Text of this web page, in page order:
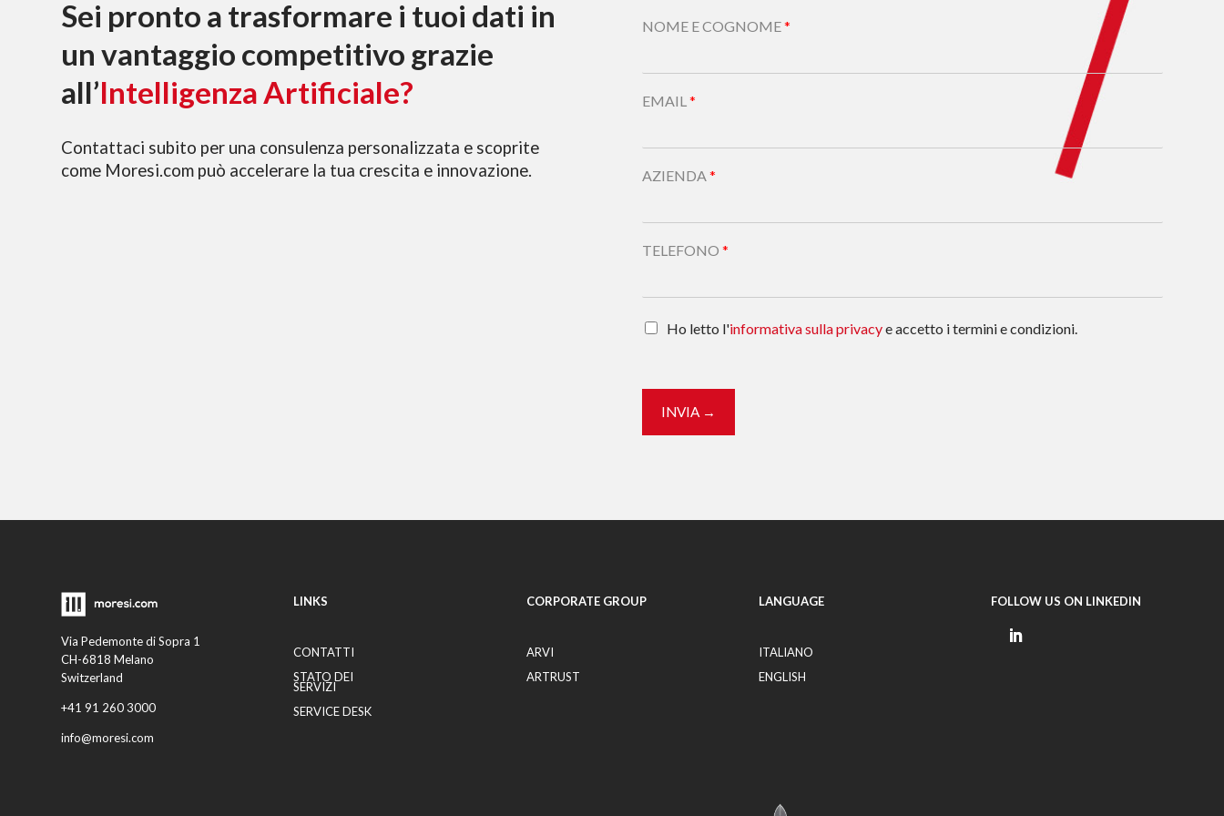
Sei pronto a trasformare i tuoi dati in
un vantaggio competitivo grazie
all’Intelligenza Artificiale?
Contattaci subito per una consulenza personalizzata e scoprite
come Moresi.com può accelerare la tua crescita e innovazione.
NOME E COGNOME*
EMAIL*
AZIENDA*
TELEFONO*
Ho letto l'informativa sulla privacye accetto i termini e condizioni.
INVIA →
Via Pedemonte di Sopra 1
CH-6818 Melano
Switzerland
+41 91 260 3000
info@moresi.com
LINKS
CONTATTI
STATO DEI
SERVIZI
SERVICE DESK
CORPORATE GROUP
ARVI
ARTRUST
LANGUAGE
ITALIANO
ENGLISH
FOLLOW US ON LINKEDIN